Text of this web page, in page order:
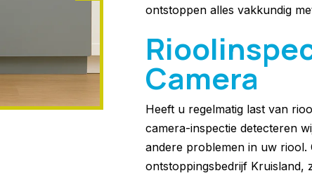
ontstoppen alles vakkundig
Camera
Heeft u regelmatig last van
camera-inspectie detecteren
andere problemen in uw riool.
ontstoppingsbedrijf Kruisland,